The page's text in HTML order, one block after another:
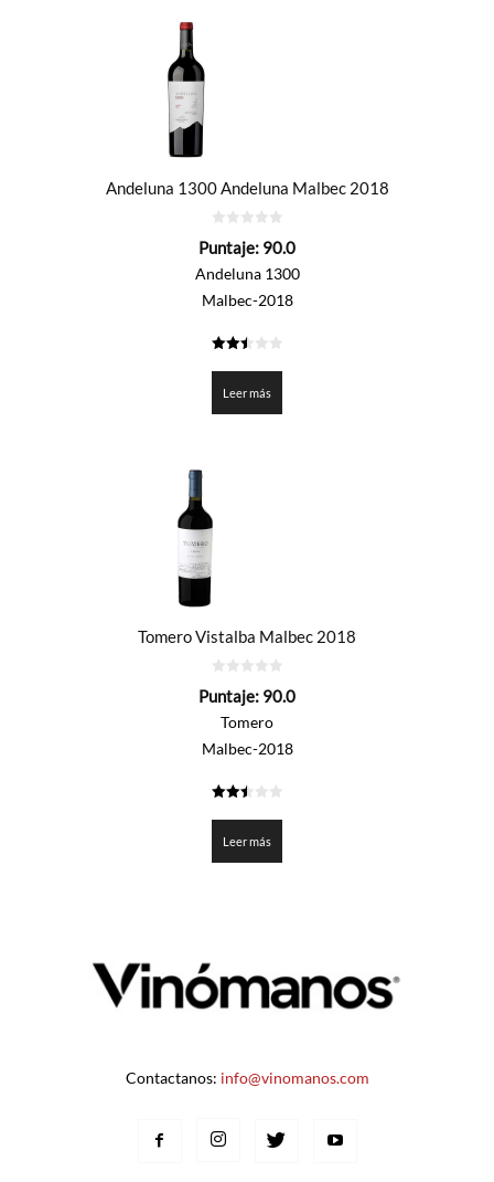
Andeluna 1300 Andeluna Malbec 2018
de
Puntaje: 90.0
Andeluna 1300
Malbec-2018
Leer más
Tomero Vistalba Malbec 2018
de
Puntaje: 90.0
Tomero
Malbec-2018
Leer más
Contactanos: info@vinomanos.com